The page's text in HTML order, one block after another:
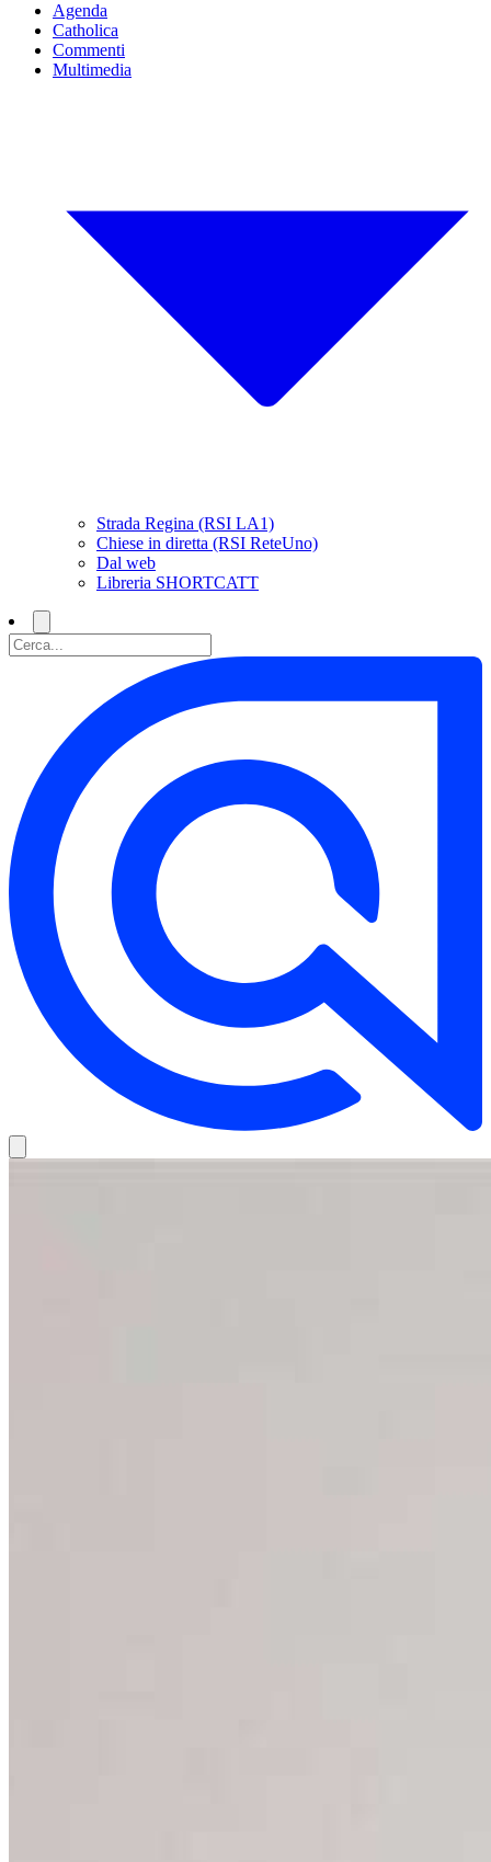
Agenda
Catholica
Commenti
Multimedia
Strada Regina (RSI LA1)
Chiese in diretta (RSI ReteUno)
Dal web
Libreria SHORTCATT